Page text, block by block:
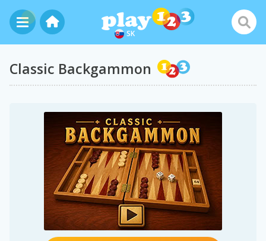
SK
Classic Backgammon